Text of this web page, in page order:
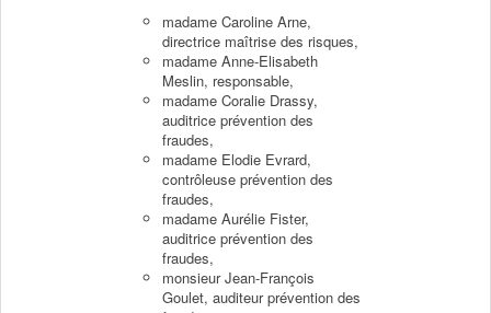
madame Caroline Arne,
directrice maîtrise des risques,
madame Anne-Elisabeth
Meslin, responsable,
madame Coralie Drassy,
auditrice prévention des
fraudes,
madame Elodie Evrard,
contrôleuse prévention des
fraudes,
madame Aurélie Fister,
auditrice prévention des
fraudes,
monsieur Jean-François
Goulet, auditeur prévention des